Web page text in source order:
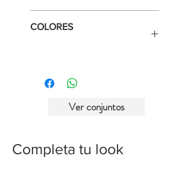
mangas y de falda amplia.
COLORES
referenciales y pueden variar según la
pantalla en que los veas, por lo que te
invitamos a revisar nuestro catálogo de
telas para verificar texturas y colores.
Ver conjuntos
Completa tu look